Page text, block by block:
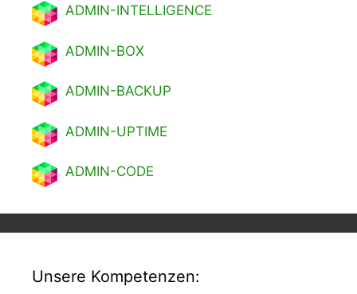
ADMIN-INTELLIGENCE
ADMIN-BOX
ADMIN-BACKUP
ADMIN-UPTIME
ADMIN-CODE
Unsere Kompetenzen: